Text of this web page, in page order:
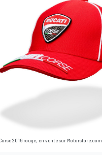
2016 rouge, en vente sur Motorstore.com